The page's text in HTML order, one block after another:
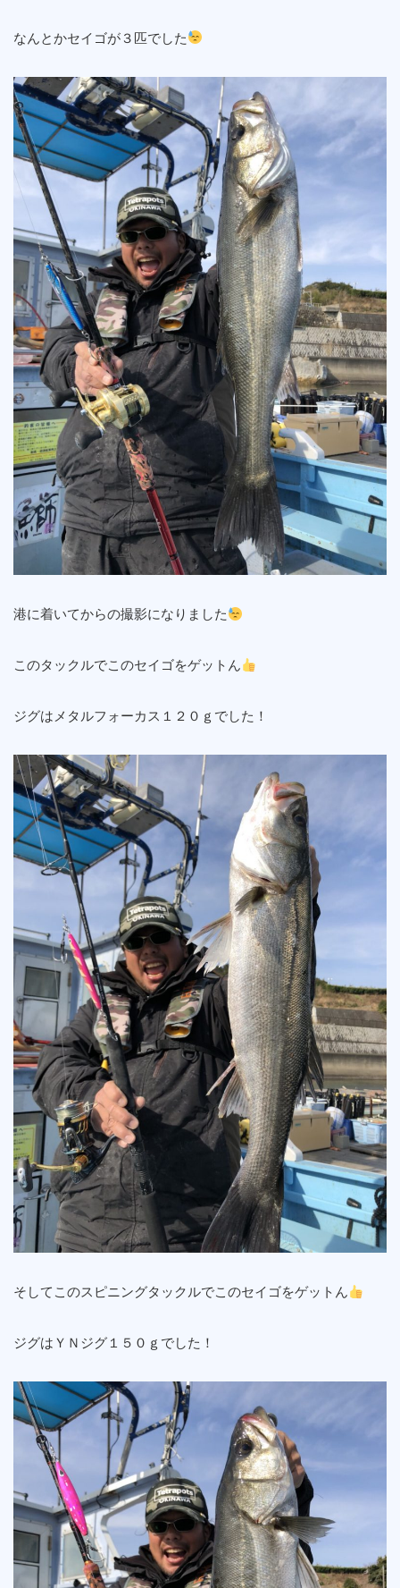
なんとかセイゴが３匹でした
港に着いてからの撮影になりました
このタックルでこのセイゴをゲットん
ジグはメタルフォーカス１２０ｇでした！
そしてこのスピニングタックルでこのセイゴをゲットん
ジグはＹＮジグ１５０ｇでした！